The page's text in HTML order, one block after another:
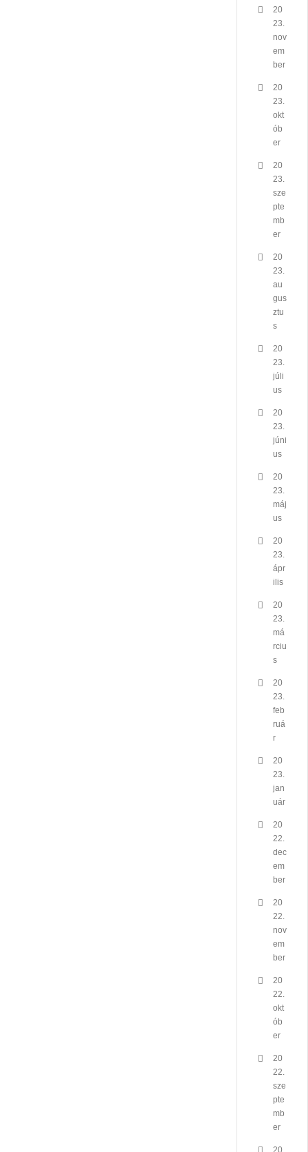
20
23.
nov
em
ber
20
23.
okt
ób
er
20
23.
sze
pte
mb
er
20
23.
au
gus
ztu
s
20
23.
júli
us
20
23.
júni
us
20
23.
máj
us
20
23.
ápr
ilis
20
23.
má
rciu
s
20
23.
feb
ruá
r
20
23.
jan
uár
20
22.
dec
em
ber
20
22.
nov
em
ber
20
22.
okt
ób
er
20
22.
sze
pte
mb
er
20